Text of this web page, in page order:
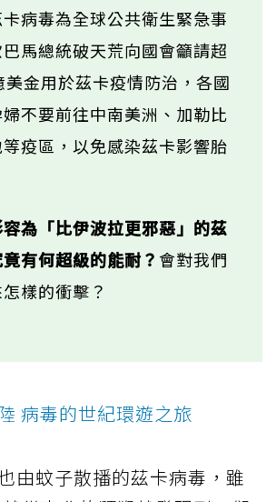
病毒為全球公共衛生緊急事
馬總統破天荒向國會籲請超
金用於茲卡疫情防治，各國
不要前往中南美洲、加勒比
疫區，以免感染茲卡影響胎
為「比伊波拉更邪惡」的茲
有何超級的能耐？ 會對我們
樣的衝擊？
病毒的世紀環遊之旅
由蚊子散播的茲卡病毒，雖